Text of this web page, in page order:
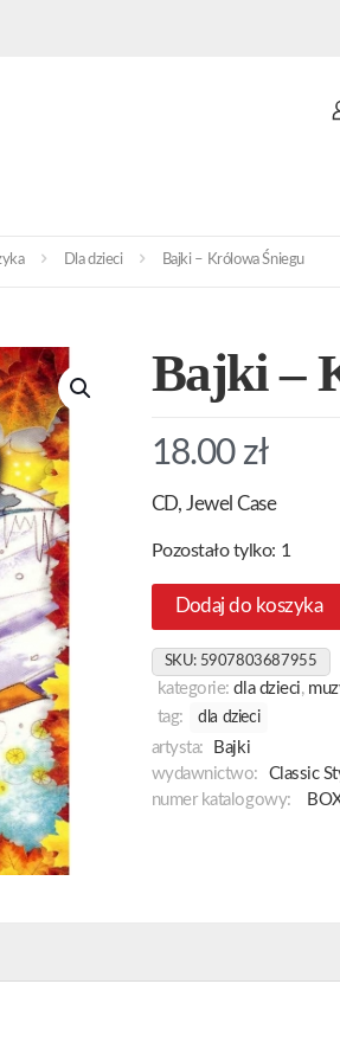
Dla dzieci Bajki – Królowa Śniegu
Bajki –
18.00 zł
CD, Jewel Case
Pozostało tylko: 1
Dodaj do koszyka
SKU: 5907803687955
kategorie:dla dzieci,
tag:
dla dzieci
artysta:
Bajki
wydawnictwo:
Classic
numer katalogowy: